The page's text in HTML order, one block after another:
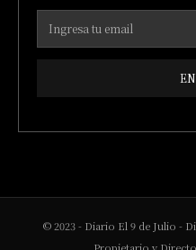
© 2023 - Diario El 9 de Julio -
Propietario y